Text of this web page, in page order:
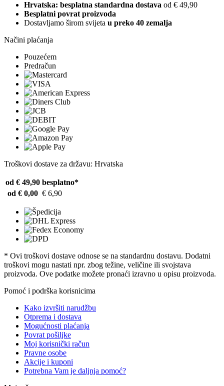
Hrvatska: besplatna standardna dostava od € 49,90
Besplatni povrat proizvoda
Dostavljamo širom svijeta u preko 40 zemalja
Načini plaćanja
Pouzećem
Predračun
Troškovi dostave za državu: Hrvatska
od € 49,90 besplatno*
od € 0,00 € 6,90
* Ovi troškovi dostave odnose se na standardnu ​​dostavu. Dodatni
troškovi mogu nastati npr. zbog težine, veličine ili svojstava
proizvoda. Ove podatke možete pronaći izravno u opisu proizvoda.
Pomoć i podrška korisnicima
Kako izvršiti narudžbu
Otprema i dostava
Mogućnosti plaćanja
Povrat pošiljke
Moj korisnički račun
Pravne osobe
Akcije i kuponi
Potrebna Vam je daljnja pomoć?